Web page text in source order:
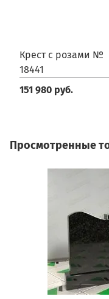
Крест с розами №
18441
151 980 руб.
Просмотренные